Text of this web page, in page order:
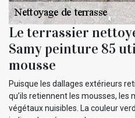
Le terrassier
Samy peinture 85
mousse
Puisque les dallages extérieurs
qu’ils retiennent les mousses, les
végétaux nuisibles. La couleur